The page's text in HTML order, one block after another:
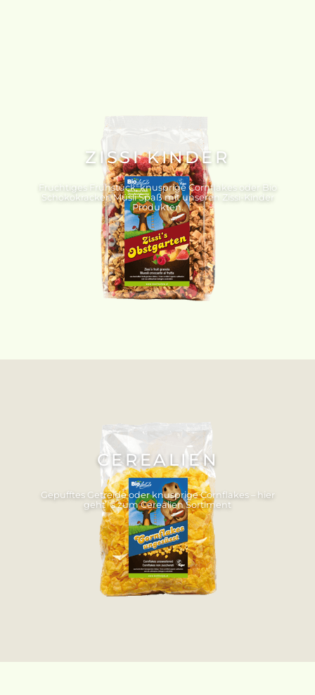
ZISSI KINDER
Fruchtiges Frühstück, knusprige Cornflakes oder Bio
Schokokracker. Müsli Spaß mit unseren Zissi-Kinder
Produkten.
CEREALIEN
Gepufftes Getreide oder knusprige Cornflakes – hier
geht´s zum Cerealien Sortiment